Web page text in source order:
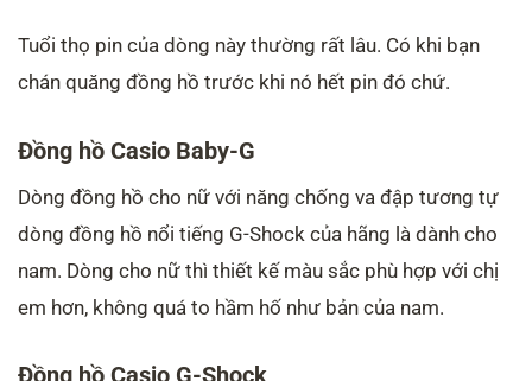
Tuổi thọ pin của dòng này thường rất lâu. Có khi bạn
chán quăng đồng hồ trước khi nó hết pin đó chứ.
Đồng hồ Casio Baby-G
Dòng đồng hồ cho nữ với năng chống va đập tương tự
dòng đồng hồ nổi tiếng G-Shock của hãng là dành cho
nam. Dòng cho nữ thì thiết kế màu sắc phù hợp với chị
em hơn, không quá to hầm hố như bản của nam.